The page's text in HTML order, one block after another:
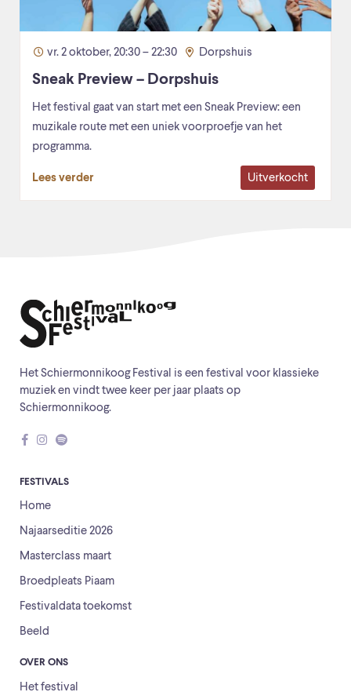
vr. 2 oktober, 20:30 – 22:30 Dorpshuis
Sneak Preview – Dorpshuis
Het festival gaat van start met een Sneak Preview: een
muzikale route met een uniek voorproefje van het
programma.
Lees verder Uitverkocht
Het Schiermonnikoog Festival is een festival voor klassieke
muziek en vindt twee keer per jaar plaats op
Schiermonnikoog.
FESTIVALS
Home
Najaarseditie 2026
Masterclass maart
Broedpleats Piaam
Festivaldata toekomst
Beeld
OVER ONS
Het festival